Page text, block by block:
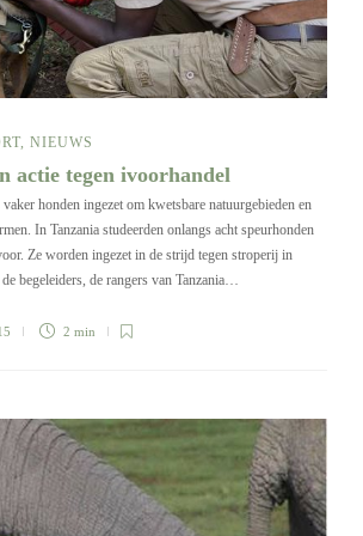
, NIEUWS
actie tegen ivoorhandel
honden ingezet om kwetsbare natuurgebieden en
In Tanzania studeerden onlangs acht speurhonden
Ze worden ingezet in de strijd tegen stroperij in
begeleiders, de rangers van Tanzania…
2 min